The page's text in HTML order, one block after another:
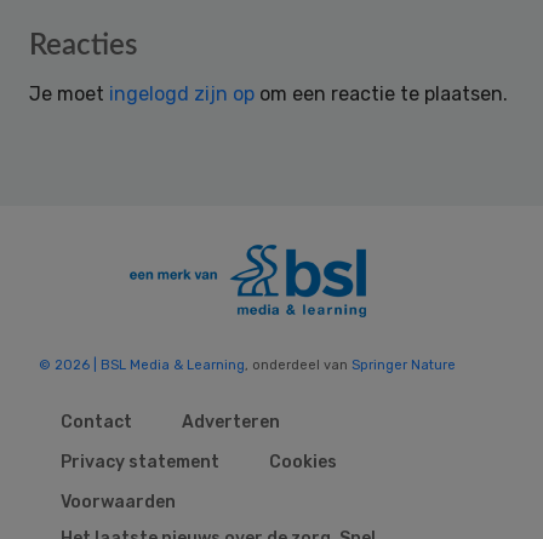
Reader
Reacties
Je moet ingelogd zijn op om een reactie te plaatsen.
© 2026 | BSL Media & Learning, onderdeel van Springer Nature
Contact
Adverteren
Privacy statement
Cookies
Voorwaarden